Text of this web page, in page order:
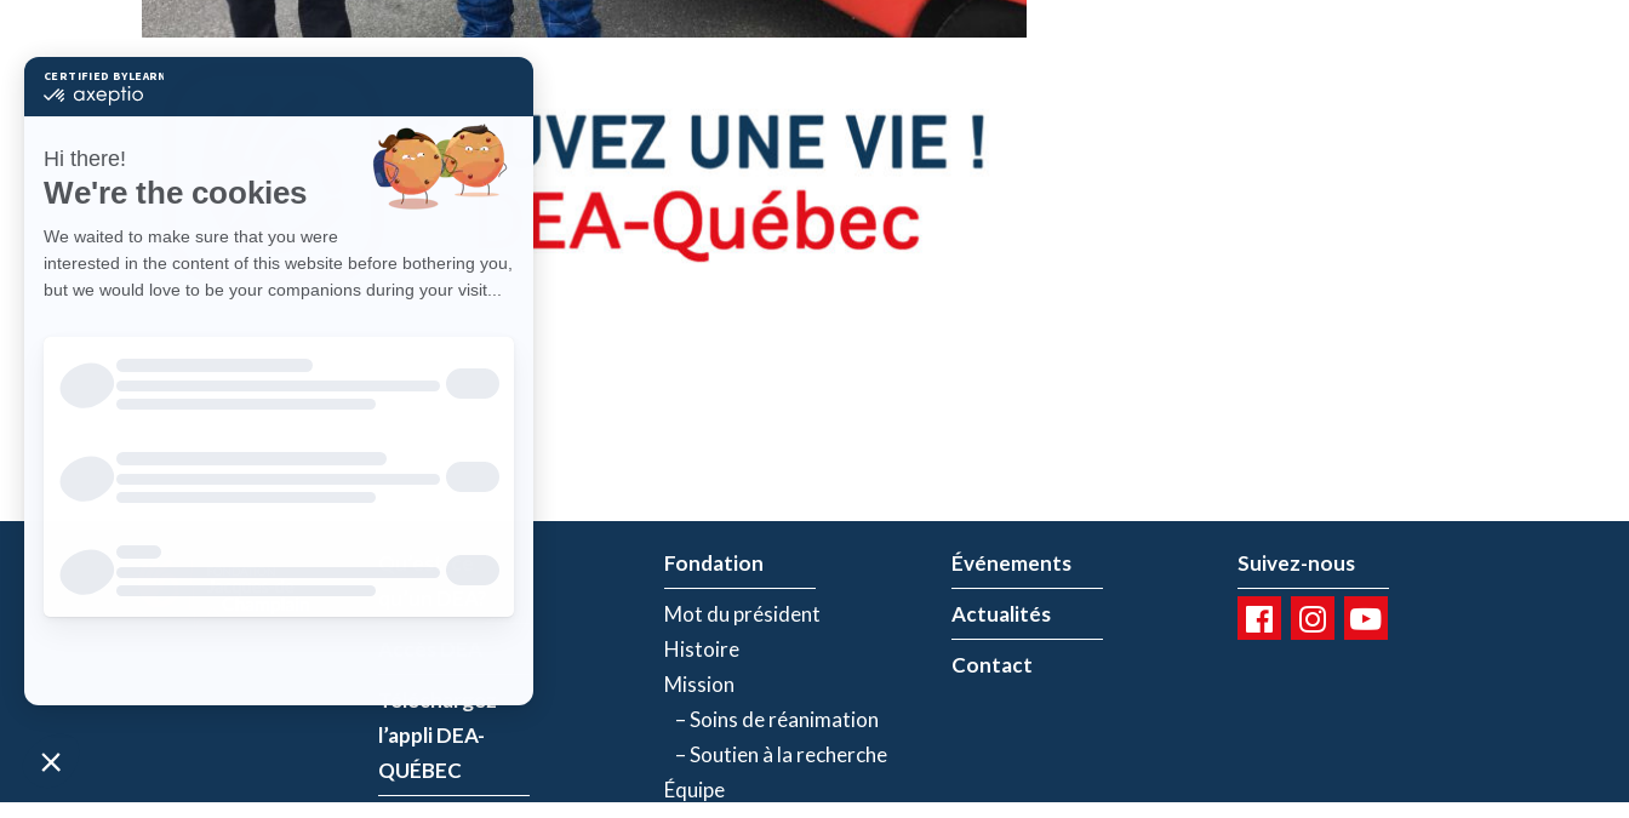
Téléchargez
l’appli DEA-
QUÉBEC
Fondation
Mot du président
Histoire
Mission
– Soins de réanimation
– Soutien à la recherche
Équipe
Événements
Actualités
Contact
Suivez-nous